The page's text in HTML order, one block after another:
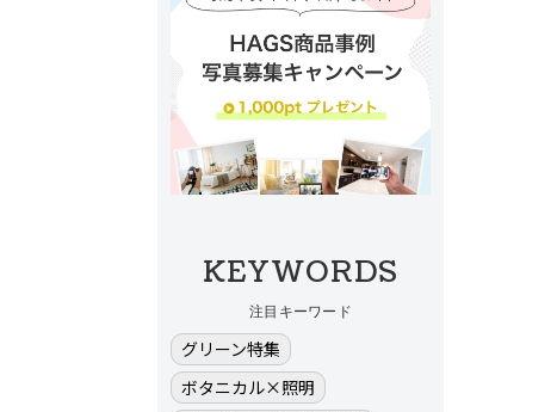
KEYWORDS
注目キーワード
グリーン特集
ボタニカル×照明